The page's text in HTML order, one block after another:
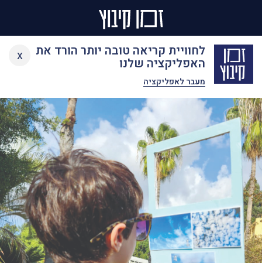
לחוויית קריאה טובה יותר הורד את
האפליקציה שלנו
מעבר לאפליקציה
x
Skip
content